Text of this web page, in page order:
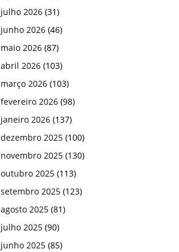
julho 2026 (31)
junho 2026 (46)
maio 2026 (87)
abril 2026 (103)
março 2026 (103)
fevereiro 2026 (98)
janeiro 2026 (137)
dezembro 2025 (100)
novembro 2025 (130)
outubro 2025 (113)
setembro 2025 (123)
agosto 2025 (81)
julho 2025 (90)
junho 2025 (85)